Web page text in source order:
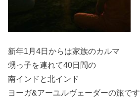
新年1月4日からは家族のカルマ
甥っ子を連れて40日間の
南インドと北インド
ヨーガ&アーユルヴェーダーの旅です